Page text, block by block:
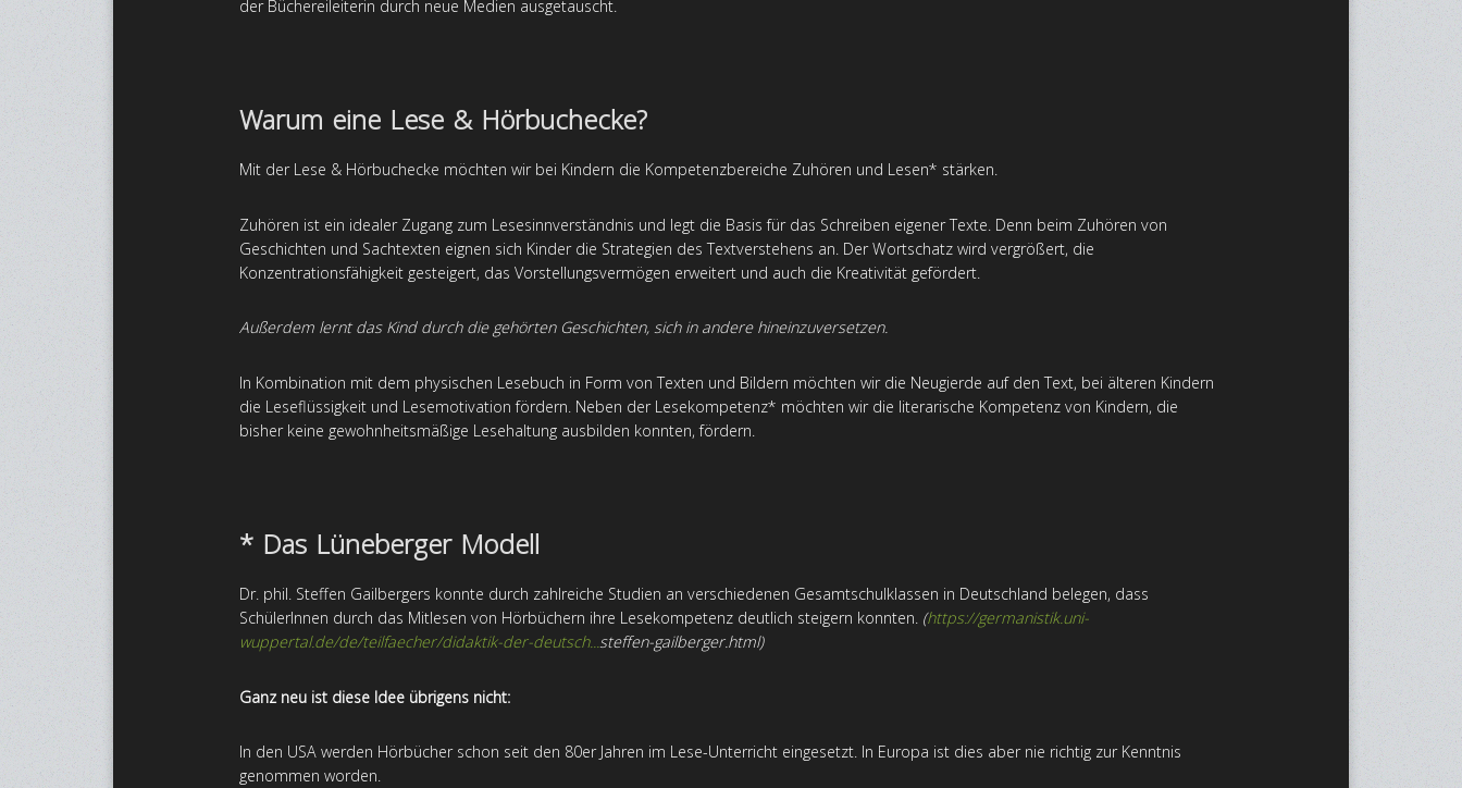
der Büchereileiterin durch neue Medien ausgetauscht.
Warum eine Lese & Hörbuchecke?
Mit der Lese & Hörbuchecke möchten wir bei Kindern die Kompetenzbereiche Zuhören und Lesen* stärken.
Zuhören ist ein idealer Zugang zum Lesesinnverständnis und legt die Basis für das Schreiben eigener Texte. Denn beim Zuhören von
Geschichten und Sachtexten eignen sich Kinder die Strategien des Textverstehens an. Der Wortschatz wird vergrößert, die
Konzentrationsfähigkeit gesteigert, das Vorstellungsvermögen erweitert und auch die Kreativität gefördert.
Außerdem lernt das Kind durch die gehörten Geschichten, sich in andere hineinzuversetzen.
In Kombination mit dem physischen Lesebuch in Form von Texten und Bildern möchten wir die Neugierde auf den Text, bei älteren Kindern
die Leseflüssigkeit und Lesemotivation fördern. Neben der Lesekompetenz* möchten wir die literarische Kompetenz von Kindern, die
bisher keine gewohnheitsmäßige Lesehaltung ausbilden konnten, fördern.
* Das Lüneberger Modell
Dr. phil. Steffen Gailbergers konnte durch zahlreiche Studien an verschiedenen Gesamtschulklassen in Deutschland belegen, dass
SchülerInnen durch das Mitlesen von Hörbüchern ihre Lesekompetenz deutlich steigern konnten. (https://germanistik.uni-
wuppertal.de/de/teilfaecher/didaktik-der-deutsch...steffen-gailberger.html)
Ganz neu ist diese Idee übrigens nicht:
In den USA werden Hörbücher schon seit den 80er Jahren im Lese-Unterricht eingesetzt. In Europa ist dies aber nie richtig zur Kenntnis
genommen worden.